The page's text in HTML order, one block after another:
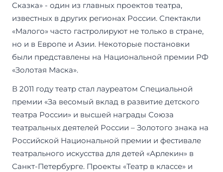
Сказка» - один из главных проектов театра,
известных в других регионах России. Спектакли
«Малого» часто гастролируют не только в стране,
но и в Европе и Азии. Некоторые постановки
были представлены на Национальной премии РФ
«Золотая Маска».
В 2011 году театр стал лауреатом Специальной
премии «За весомый вклад в развитие детского
театра России» и высшей награды Союза
театральных деятелей России – Золотого знака на
Российской Национальной премии и фестивале
театрального искусства для детей «Арлекин» в
Санкт-Петербурге. Проекты «Театр в классе» и